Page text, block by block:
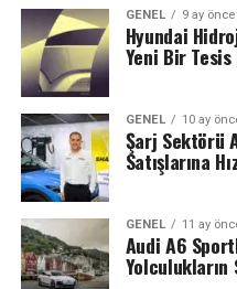
GENEL 9 ay önce
Hyundai
Yeni Bir
GENEL 10 ay
Şarj Sektörü
Satışlarına
GENEL 11 ay
Audi A6
Yolculukların